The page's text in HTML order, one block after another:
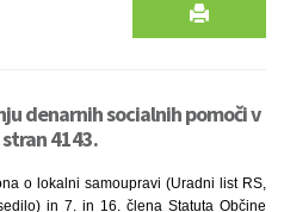
denarnih socialnih pomoči v
4143.
o lokalni samoupravi (Uradni list RS,
in 7. in 16. člena Statuta Občine